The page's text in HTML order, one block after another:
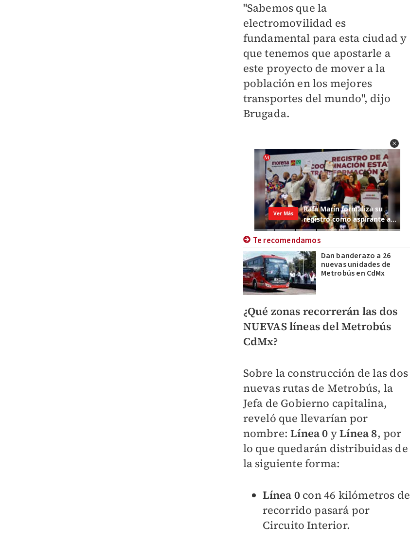
"Sabemos que la
electromovilidad es
fundamental para esta ciudad y
que tenemos que apostarle a
este proyecto de mover a la
población en los mejores
transportes del mundo", dijo
Brugada.
Te recomendamos
Dan banderazo a 26
nuevas unidades de
Metrobús en CdMx
¿Qué zonas recorrerán las dos
NUEVAS líneas del Metrobús
CdMx?
Sobre la construcción de las dos
nuevas rutas de Metrobús, la
Jefa de Gobierno capitalina,
reveló que llevarían por
nombre:Línea 0 yLínea 8, por
lo que quedarán distribuidas de
la siguiente forma:
Línea 0con 46 kilómetros de
recorrido pasará por
Circuito Interior.